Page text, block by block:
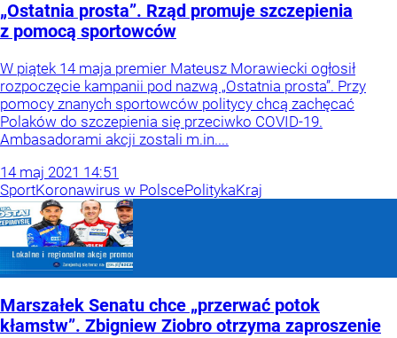
„Ostatnia prosta”. Rząd promuje szczepienia
z pomocą sportowców
W piątek 14 maja premier Mateusz Morawiecki ogłosił
rozpoczęcie kampanii pod nazwą „Ostatnia prosta”. Przy
pomocy znanych sportowców politycy chcą zachęcać
Polaków do szczepienia się przeciwko COVID-19.
Ambasadorami akcji zostali m.in....
14 maj 2021 14:51
SportKoronawirus w PolscePolitykaKraj
Marszałek Senatu chce „przerwać potok
kłamstw”. Zbigniew Ziobro otrzyma zaproszenie